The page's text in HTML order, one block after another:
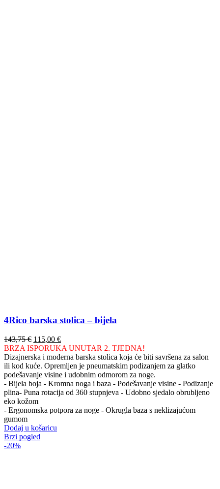
4Rico barska stolica – bijela
143,75€ Izvorna
cijena
bila
je:
143,75 €.
115,00 €Trenutna
cijena
je:
115,00 €.
BRZA ISPORUKA UNUTAR 2. TJEDNA!
Dizajnerska i moderna barska stolica koja će biti savršena za salon
ili kod kuće. Opremljen je pneumatskim podizanjem za glatko
podešavanje visine i udobnim odmorom za noge.
- Bijela boja - Kromna noga i baza - Podešavanje visine - Podizanje
plina- Puna rotacija od 360 stupnjeva - Udobno sjedalo obrubljeno
eko kožom
- Ergonomska potpora za noge - Okrugla baza s neklizajućom
gumom
Dodaj u košaricu
Brzi pogled
-20%